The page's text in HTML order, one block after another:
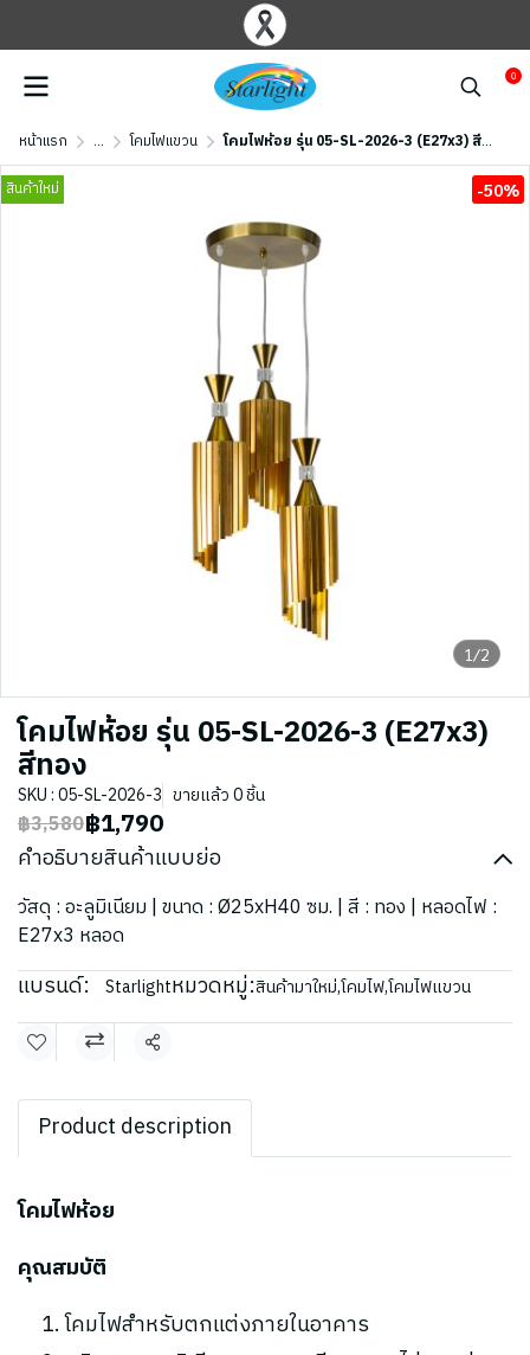
0
หน้าแรก ... โคมไฟแขวน โคมไฟห้อย รุ่น 05-SL-2026-3 (E27x3) สีทอง
1/2
สินค้าใหม่ -50%
โคมไฟห้อย รุ่น 05-SL-2026-3 (E27x3)
สีทอง
SKU : 05-SL-2026-3 ขายแล้ว 0 ชิ้น
฿3,580฿1,790
คำอธิบายสินค้าแบบย่อ
วัสดุ : อะลูมิเนียม | ขนาด : Ø25xH40 ซม. | สี : ทอง | หลอดไฟ :
E27x3 หลอด
แบรนด์: Starlightหมวดหมู่:สินค้ามาใหม่,โคมไฟ,โคมไฟแขวน
แชร์
Product description
โคมไฟห้อย
คุณสมบัติ
โคมไฟสำหรับตกแต่งภายในอาคาร